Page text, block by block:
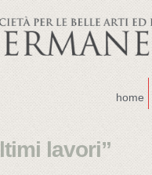
home
lavori”